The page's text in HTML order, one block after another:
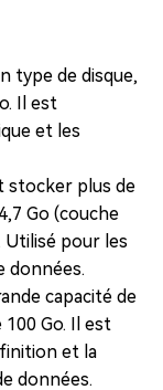
type de disque,
Il est
et les
stocker plus de
Go (couche
Utilisé pour les
données.
capacité de
Go. Il est
et la
données.